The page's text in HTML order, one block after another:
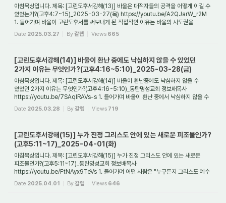
아침묵상입니다. 제목: [고린도후서강해(13)] 바울은 대적자들의 공격을 어떻게 이길 수
있었는가?(고후4:7~15)_2025-03-27(목) https://youtu.be/A2QJarW_r2M
1. 들어가며 바울이 고린도후서를 써보내게 된 직접적인 이유는 바울의 사도권을
부정하는 고린도...
Date 2025.03.27 By갈렙 Views 665
[고린도후서강해(14)] 바울이 환난 중에도 낙심하지 않을 수 있었던
2가지 이유는 무엇인가?(고후4:16~5:10)_2025-03-28(금)
아침묵상입니다. 제목: [고린도후서강해(14)] 바울이 환난중에도 낙심하지 않을 수
있었던 2가지 이유는 무엇인가?(고후4:16~5:10)_동탄명성교회 정보배목사
https://youtu.be/7SAqIRAVs-s 1. 들어가며 바울이 환난 중에서 낙심하지 않을 수
있었던 것은 무엇 ...
Date 2025.03.28 By갈렙 Views 719
[고린도후서강해(15)] 누가 진정 그리스도 안에 있는 새로운 피조물인가?
(고후5:11~17)_2025-04-01(화)
아침묵상입니다. 제목: [고린도후서강해(15)] 누가 진정 그리스도 안에 있는 새로운
피조물인가?(고후5:11~17)_동탄명성교회 정보배목사
https://youtu.be/FtNAyx9TeVs 1. 들어가며 어떤 사람은 "누구든지 그리스도 예수
안에 있으면 새로운 피조물이라. 이전 ...
Date 2025.04.01 By갈렙 Views 646